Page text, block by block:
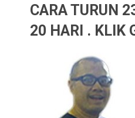
CARA TURUN
20 HARI . KLIK